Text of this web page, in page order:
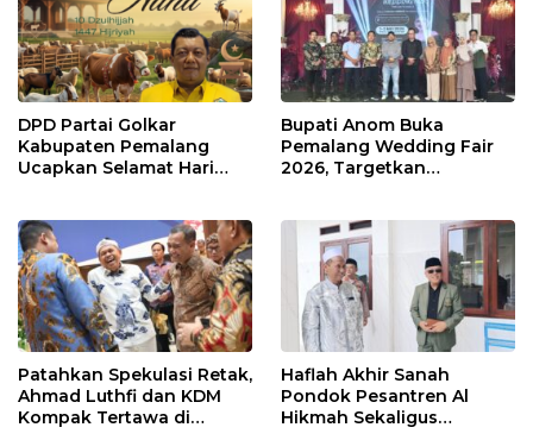
DPD Partai Golkar
Kabupaten Pemalang
Ucapkan Selamat Hari
Bupati Anom Buka
Pemalang Wedding Fair
2026, Targetkan
Patahkan Spekulasi Retak,
Ahmad Luthfi dan KDM
Kompak Tertawa di
Haflah Akhir Sanah
Pondok Pesantren Al
Hikmah Sekaligus